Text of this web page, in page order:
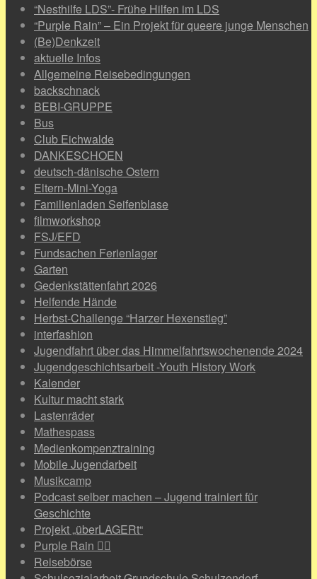
“Nesthilfe LDS”- Frühe Hilfen im LDS
“Purple Rain” – Ein Projekt für queere junge Menschen
(Be)Denkzeit
aktuelle Infos
Allgemeine Reisebedingungen
backschnack
BEBI-GRUPPE
Bus
Club Eichwalde
DANKESCHOEN
deutsch-dänische Ostern
Eltern-Mini-Yoga
Familienladen Seifenblase
filmworkshop
FSJ/EFD
Fundsachen Ferienlager
Garten
Gedenkstättenfahrt 2026
Helfende Hände
Herbst-Challenge “Harzer Hexenstieg”
interfashion
Jugendfahrt über das Himmelfahrtswochenende 2024
Jugendgeschichtsarbeit -Youth History Work
Kalender
Kultur macht stark
Lastenräder
Mathespass
Medienkompenztraining
Mobile Jugendarbeit
Musikcamp
Podcast selber machen – Jugend trainiert für
Geschichte
Projekt „überLAGERt“
Purple Rain 🏳️‍🌈
Reisebörse